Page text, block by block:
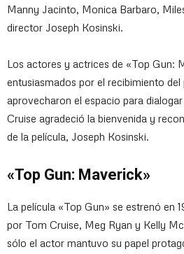
Manny Jacinto, Monica Barbaro,
director Joseph Kosinski.
Los actores y actrices de «Top Gun:
entusiasmados por el recibimiento
aprovecharon el espacio para
Cruise agradeció la bienvenida y
de la película, Joseph Kosinski.
«Top Gun: Maverick»
La película «Top Gun» se estrenó en
por Tom Cruise, Meg Ryan y Kelly
sólo el actor mantuvo su papel